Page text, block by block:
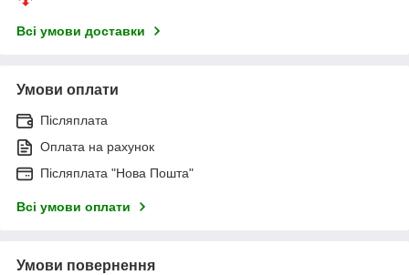
Всі умови доставки
Умови оплати
Післяплата
Оплата на рахунок
Післяплата "Нова Пошта"
Всі умови оплати
Умови повернення